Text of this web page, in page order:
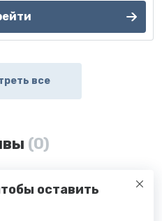
все
(0)
оставить